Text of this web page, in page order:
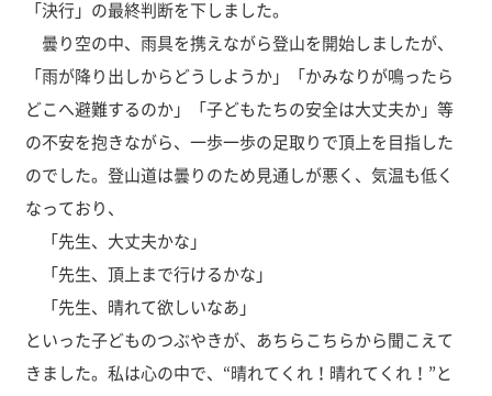
「決行」の最終判断を下しました。
曇り空の中、雨具を携えながら登山を開始しましたが、
「雨が降り出しからどうしようか」「かみなりが鳴ったら
どこへ避難するのか」「子どもたちの安全は大丈夫か」等
の不安を抱きながら、一歩一歩の足取りで頂上を目指した
のでした。登山道は曇りのため見通しが悪く、気温も低く
なっており、
「先生、大丈夫かな」
「先生、頂上まで行けるかな」
「先生、晴れて欲しいなあ」
といった子どものつぶやきが、あちらこちらから聞こえて
きました。私は心の中で、“晴れてくれ！晴れてくれ！”と